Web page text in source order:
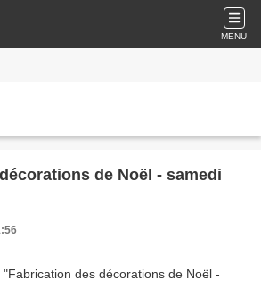
MENU
de Noël - samedi